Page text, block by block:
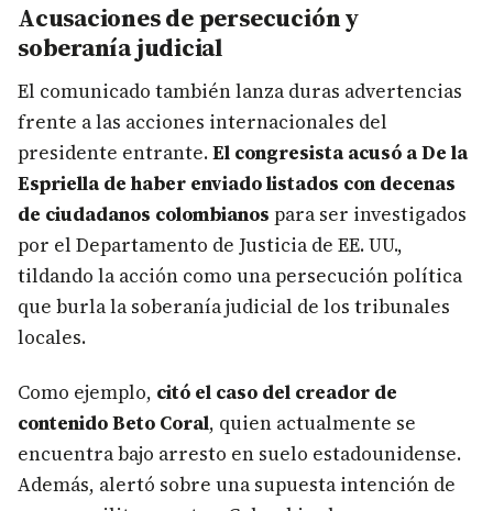
Acusaciones de persecución y
soberanía judicial
El comunicado también lanza duras advertencias
frente a las acciones internacionales del
presidente entrante.El congresista acusó a De la
Espriella de haber enviado listados con decenas
de ciudadanos colombianos para ser investigados
por el Departamento de Justicia de EE. UU.,
tildando la acción como una persecución política
que burla la soberanía judicial de los tribunales
locales.
Como ejemplo, citó el caso del creador de
contenido Beto Coral, quien actualmente se
encuentra bajo arresto en suelo estadounidense.
Además, alertó sobre una supuesta intención de